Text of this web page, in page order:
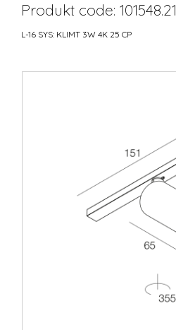
Produkt code: 101548.21
L-16 SYS: KLIMT 3W 4K 25 CP